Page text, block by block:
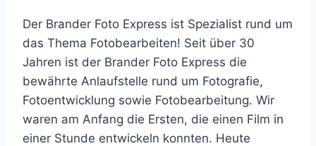
Der Brander Foto Express ist Spezialist rund um
das Thema Fotobearbeiten! Seit über 30
Jahren ist der Brander Foto Express die
bewährte Anlaufstelle rund um Fotografie,
Fotoentwicklung sowie Fotobearbeitung. Wir
waren am Anfang die Ersten, die einen Film in
einer Stunde entwickeln konnten. Heute